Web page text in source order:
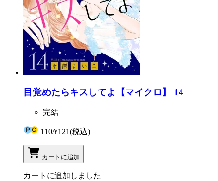
目覚めたらキスしてよ【マイクロ】 14
完結
110/¥121(税込)
カートに追加
カートに追加しました